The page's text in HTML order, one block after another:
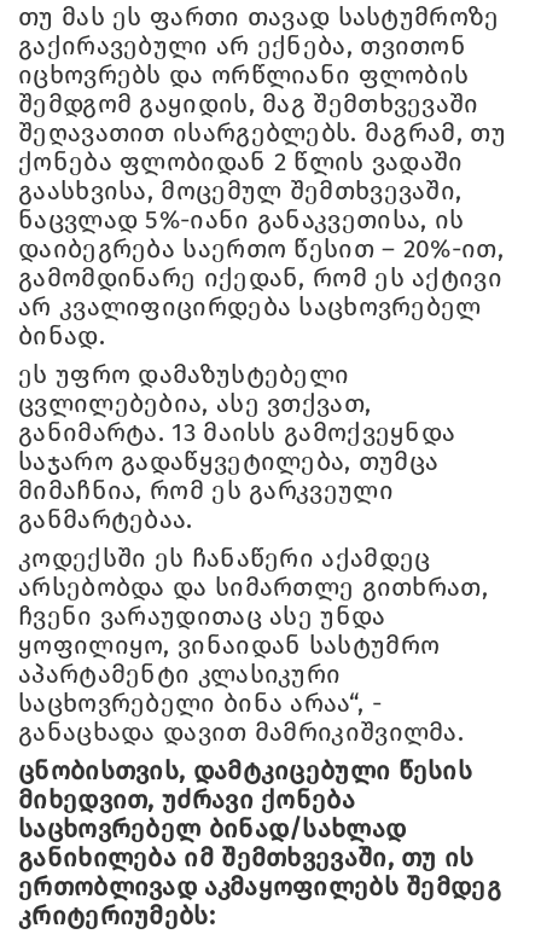
თუ მას ეს ფართი თავად სასტუმროზე
გაქირავებული არ ექნება, თვითონ
იცხოვრებს და ორწლიანი ფლობის
შემდგომ გაყიდის, მაგ შემთხვევაში
შეღავათით ისარგებლებს. მაგრამ, თუ
ქონება ფლობიდან 2 წლის ვადაში
გაასხვისა, მოცემულ შემთხვევაში,
ნაცვლად 5%-იანი განაკვეთისა, ის
დაიბეგრება საერთო წესით – 20%-ით,
გამომდინარე იქედან, რომ ეს აქტივი
არ კვალიფიცირდება საცხოვრებელ
ბინად.
ეს უფრო დამაზუსტებელი
ცვლილებებია, ასე ვთქვათ,
განიმარტა. 13 მაისს გამოქვეყნდა
საჯარო გადაწყვეტილება, თუმცა
მიმაჩნია, რომ ეს გარკვეული
განმარტებაა.
კოდექსში ეს ჩანაწერი აქამდეც
არსებობდა და სიმართლე გითხრათ,
ჩვენი ვარაუდითაც ასე უნდა
ყოფილიყო, ვინაიდან სასტუმრო
აპარტამენტი კლასიკური
საცხოვრებელი ბინა არაა“, -
განაცხადა დავით მამრიკიშვილმა.
ცნობისთვის, დამტკიცებული წესის
მიხედვით, უძრავი ქონება
საცხოვრებელ ბინად/სახლად
განიხილება იმ შემთხვევაში, თუ ის
ერთობლივად აკმაყოფილებს შემდეგ
კრიტერიუმებს: